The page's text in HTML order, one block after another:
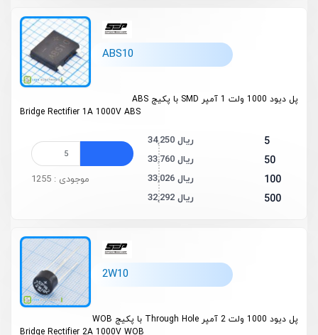
ABS10
پل دیود 1000 ولت 1 آمپر SMD با پکیج ABS
Bridge Rectifier 1A 1000V ABS
5 34,250 ریال
50 33,760 ریال
100 33,026 ریال
500 32,292 ریال
موجودی : 1255
2W10
پل دیود 1000 ولت 2 آمپر Through Hole با پکیج WOB
Bridge Rectifier 2A 1000V WOB